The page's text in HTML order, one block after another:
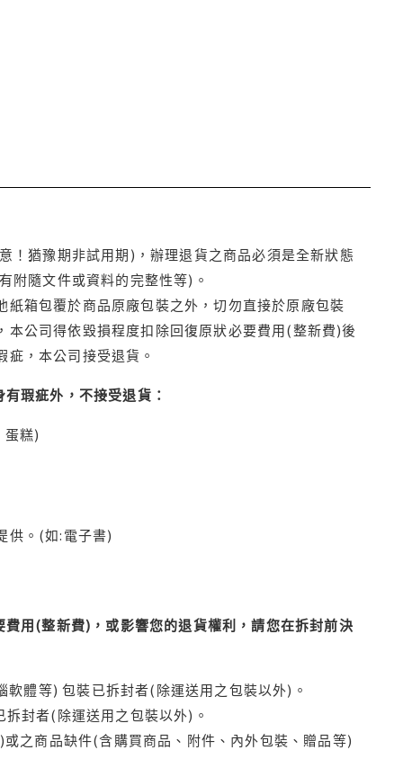
！猶豫期非試用期)，辦理退貨之商品必須是全新狀態
附隨文件或資料的完整性等)。
箱包覆於商品原廠包裝之外，切勿直接於原廠包裝
公司得依毀損程度扣除回復原狀必要費用(整新費)後
，本公司接受退貨。
瑕疵外，不接受退貨：
蛋糕)
供。(如:電子書)
用(整新費)，或影響您的退貨權利，請您在拆封前決
體等) 包裝已拆封者(除運送用之包裝以外)。
封者(除運送用之包裝以外)。
之商品缺件(含購買商品、附件、內外包裝、贈品等)